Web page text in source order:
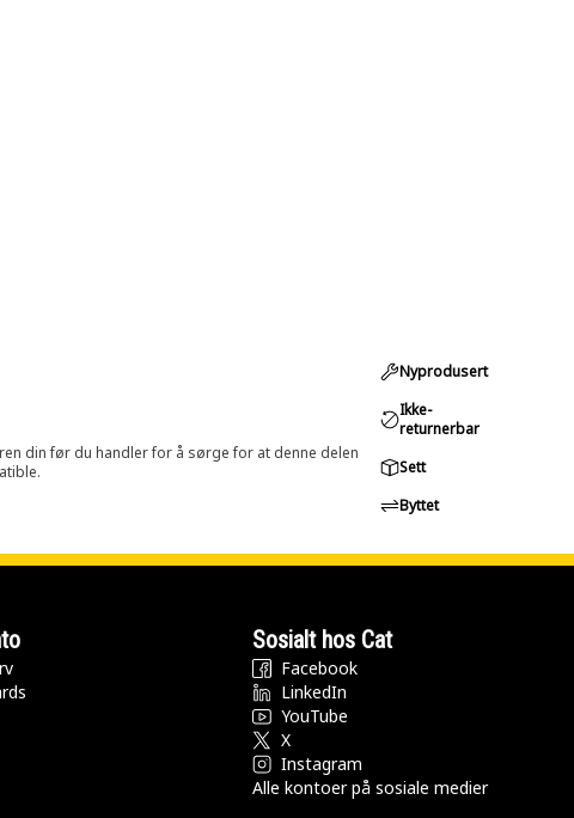
din før du handler for å sørge for at denne delen
Nyprodusert
Ikke-
returnerbar
Sett
Byttet
Sosialt hos Cat
Facebook
LinkedIn
YouTube
X
Instagram
Alle kontoer på sosiale medier